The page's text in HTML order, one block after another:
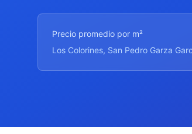
Precio promedio por m²
Los Colorines, San Pedro Garza